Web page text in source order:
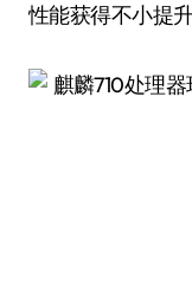
性能获得不小提升